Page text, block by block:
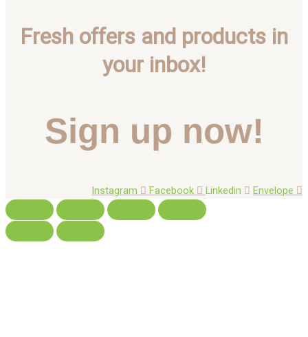
Fresh offers and products in
your inbox!
Sign up now!
Instagram Facebook Linkedin Envelope